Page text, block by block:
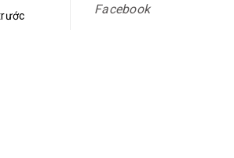
Facebook